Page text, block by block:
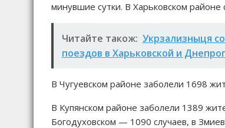
минувшие сутки. В Харьковском
Читайте також: Укрзализныця
поездов в Харьковской и
В Чугуевском районе заболели 1698
В Купянском районе заболели 1389
Богодуховском — 1090 случаев, в